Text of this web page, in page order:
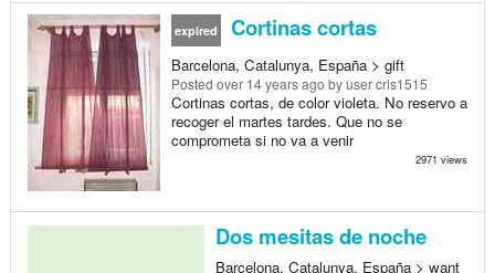
expired Cortinas cortas
Barcelona, Catalunya, España > gift
Posted over 14 years ago by user cris1515
Cortinas cortas, de color violeta. No reservo a
recoger el martes tardes. Que no se
comprometa si no va a venir
2971 views
Dos mesitas de noche
Barcelona, Catalunya, España > want